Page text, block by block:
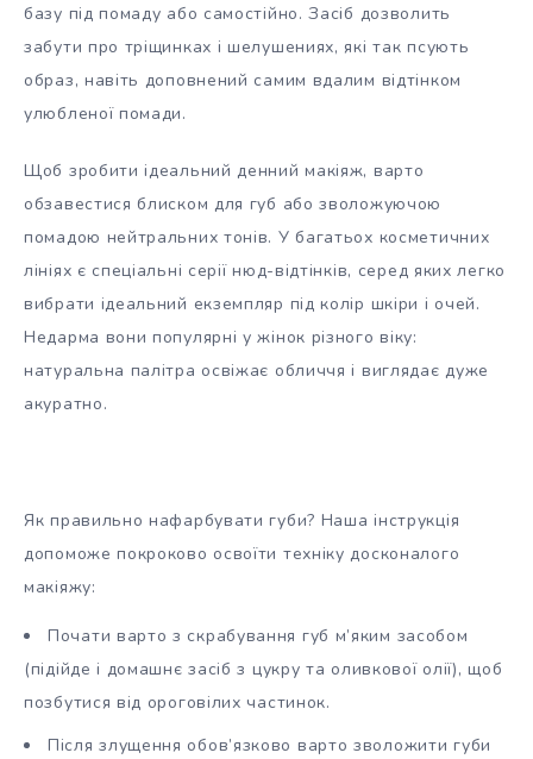
базу під помаду або самостійно. Засіб дозволить
забути про тріщинках і шелушениях, які так псують
образ, навіть доповнений самим вдалим відтінком
улюбленої помади.
Щоб зробити ідеальний денний макіяж, варто
обзавестися блиском для губ або зволожуючою
помадою нейтральних тонів. У багатьох косметичних
лініях є спеціальні серії нюд-відтінків, серед яких легко
вибрати ідеальний екземпляр під колір шкіри і очей.
Недарма вони популярні у жінок різного віку:
натуральна палітра освіжає обличчя і виглядає дуже
акуратно.
Як правильно нафарбувати губи? Наша інструкція
допоможе покроково освоїти техніку досконалого
макіяжу:
Почати варто з скрабування губ м’яким засобом
(підійде і домашнє засіб з цукру та оливкової олії), щоб
позбутися від ороговілих частинок.
Після злущення обов’язково варто зволожити губи